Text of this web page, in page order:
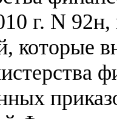
г. N
которые